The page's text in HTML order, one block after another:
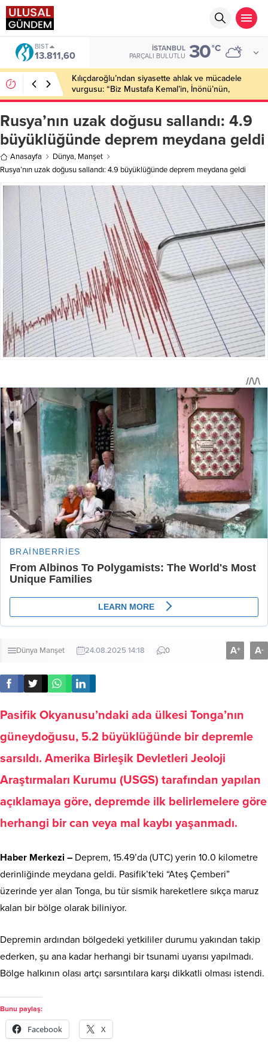
DOLAR
47,7144
İSTANBUL
PARÇALI BULUTLU 30°C
Meteoroloji’den kritik uyarı: 3 ile kuvvetli yağış, 3
bölgeye fırtına!
Rusya’nın uzak doğusu sallandı: 4.9
büyüklüğünde deprem meydana geldi
Anasayfa Dünya, Manşet
Rusya’nın uzak doğusu sallandı: 4.9 büyüklüğünde deprem meydana geldi
Dünya Manşet 24.08.2025 14:18 0 A+ A-
Pasifik Okyanusu’ndaki ada ülkesi Tonga’nın
güneydoğusu, 5.2 büyüklüğünde bir depremle
sarsıldı. Amerika Birleşik Devletleri Jeoloji
Araştırmaları Kurumu (USGS) tarafından yapılan
açıklamaya göre, depremde ilk belirlemelere göre
herhangi bir can veya mal kaybı yaşanmadı.
Haber Merkezi – Deprem, 15.49’da (UTC) yerin 10.0 kilometre
derinliğinde meydana geldi. Pasifik’teki “Ateş Çemberi”
üzerinde yer alan Tonga, bu tür sismik hareketlere sıkça maruz
kalan bir bölge olarak biliniyor.
Depremin ardından bölgedeki yetkililer durumu yakından takip
ederken, şu ana kadar herhangi bir tsunami uyarısı yapılmadı.
Bölge halkının olası artçı sarsıntılara karşı dikkatli olması istendi.
Bunu paylaş:
Facebook X